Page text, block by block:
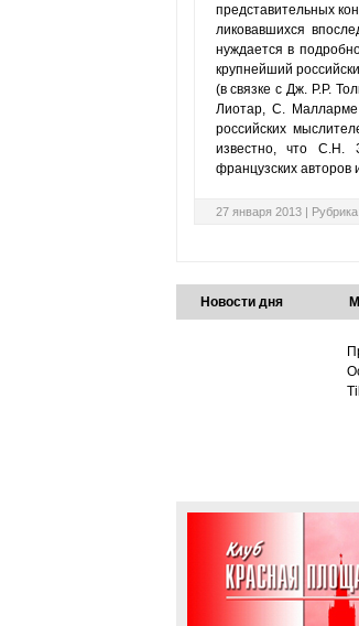
представительных
ликовавшихся
нуждается в
крупнейший
(в связке с Дж. Р.Р.
Лиотар, С.
российских
известно, что С.Н.
французских авторов
27 января 2013 | Рубрика:
Новости дня